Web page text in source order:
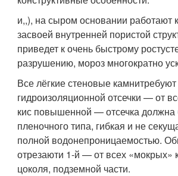
и,,), на сыром основании работают
засвоей внутренней пористой
приведет к очень быстрому
разрушению, мороз многократно
Все лёгкие стеновые
гидроизоляционной отсечки — от
кис повышенной — отсечка должна
пленочного типа, гибкая и не
полной водонепроницаемостью.
отрезаюти 1-й — от всех «мокрых»
цоколя, подземной части.